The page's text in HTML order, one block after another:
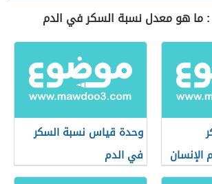
: ما هو معدل نسبة السكر في الدم
وحدة قياس نسبة السكر
في الدم